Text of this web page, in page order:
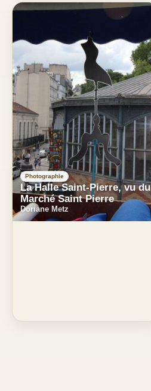
Photographie
La Halle Saint-Pierre, vu du
Marché Saint Pierre
Doriane Metz